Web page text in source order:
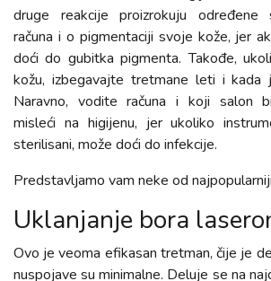
druge reakcije proizrokuju određene
računa i o pigmentaciji svoje kože, jer
doći do gubitka pigmenta. Takođe,
kožu, izbegavajte tretmane leti i kada
Naravno, vodite računa i koji salon
misleći na higijenu, jer ukoliko
sterilisani, može doći do infekcije.
Predstavljamo vam neke od
Uklanjanje bora
Ovo je veoma efikasan tretman, čije je
nuspojave su minimalne. Deluje se na